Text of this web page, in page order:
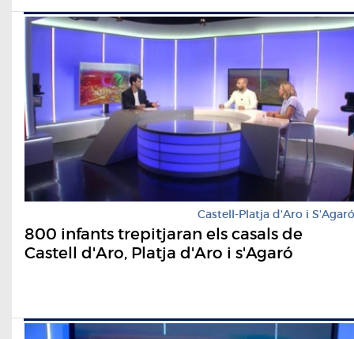
Castell-Platja d'Aro i S'Agaró
800 infants trepitjaran els casals de
Castell d'Aro, Platja d'Aro i s'Agaró